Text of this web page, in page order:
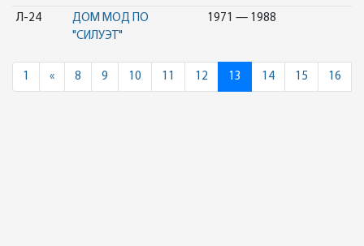
Л-24
ДОМ МОД ПО
"СИЛУЭТ"
1971 — 1988
1 «Previous
8 9 10 11 12 13 14 15 16